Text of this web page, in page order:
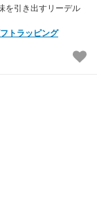
を引き出すリーデル
トラッピング